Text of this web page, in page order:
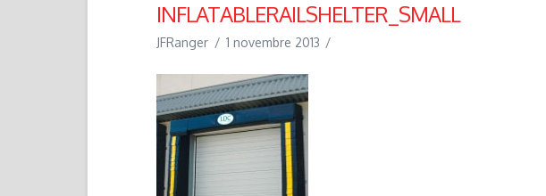
INFLATABLERAILSHELTER_SMALL
JFRanger 1 novembre 2013